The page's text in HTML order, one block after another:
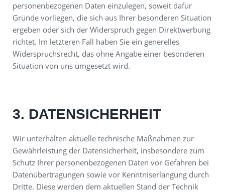
personenbezogenen Daten einzulegen, soweit dafür
Gründe vorliegen, die sich aus Ihrer besonderen Situation
ergeben oder sich der Widerspruch gegen Direktwerbung
richtet. Im letzteren Fall haben Sie ein generelles
Widerspruchsrecht, das ohne Angabe einer besonderen
Situation von uns umgesetzt wird.
3. DATENSICHERHEIT
Wir unterhalten aktuelle technische Maßnahmen zur
Gewährleistung der Datensicherheit, insbesondere zum
Schutz Ihrer personenbezogenen Daten vor Gefahren bei
Datenübertragungen sowie vor Kenntniserlangung durch
Dritte. Diese werden dem aktuellen Stand der Technik